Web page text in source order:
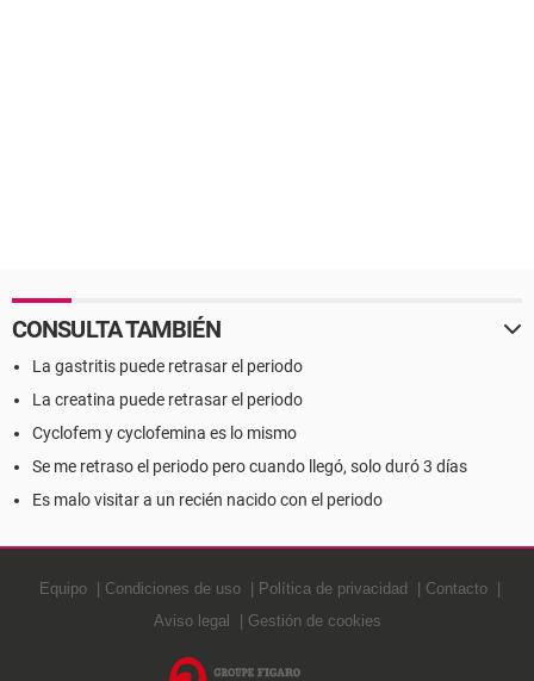
CONSULTA TAMBIÉN
La gastritis puede retrasar el periodo
La creatina puede retrasar el periodo
Cyclofem y cyclofemina es lo mismo
Se me retraso el periodo pero cuando llegó, solo duró 3 días
Es malo visitar a un recién nacido con el periodo
Equipo Condiciones de uso Política de privacidad
Contacto
Aviso legal
Gestión de cookies